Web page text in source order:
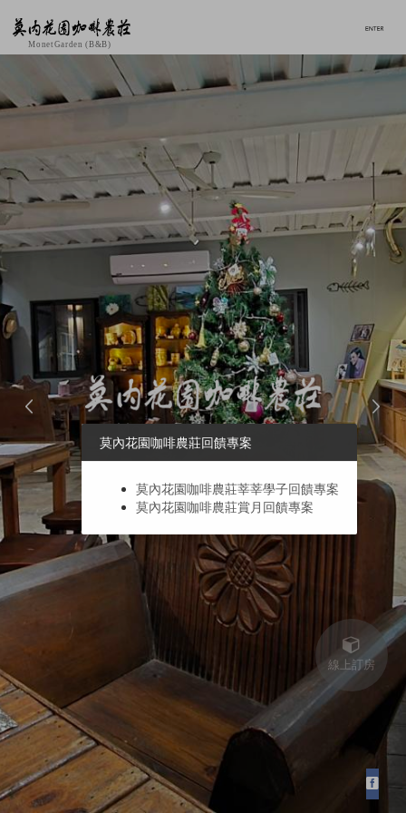
線上訂房
莫內花園咖啡農莊回饋專案
莫內花園咖啡農莊莘莘學子回饋專案
莫內花園咖啡農莊賞月回饋專案